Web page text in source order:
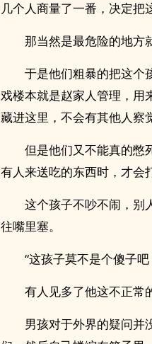
几个人商量了一番，决定把
那当然是最危险的地方
于是他们粗暴的把这个
戏楼本就是赵家人管理，用
藏进这里，不会有其他人察
但是他们又不能真的憋
有人来送吃的东西时，才会
这个孩子不吵不闹，别
往嘴里塞。
“这孩子莫不是个傻子吧
有人见多了他这不正常
男孩对于外界的疑问并